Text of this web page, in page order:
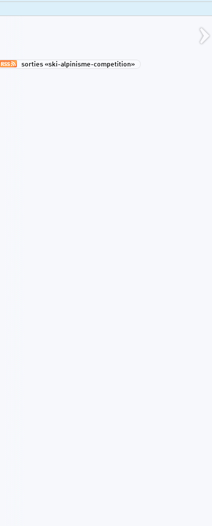
sorties «ski-alpinisme-competition»